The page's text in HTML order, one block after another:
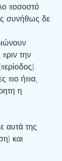
ποσοστό
συνήθως δε
πριν την
πιο ήπια,
η
αυτά της
και